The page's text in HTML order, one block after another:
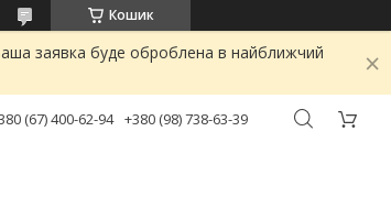
Кошик
заявка буде оброблена в найближчий
(67) 400-62-94 +380 (98) 738-63-39